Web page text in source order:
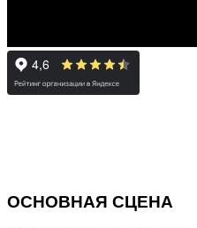
ОСНОВНАЯ СЦЕНА